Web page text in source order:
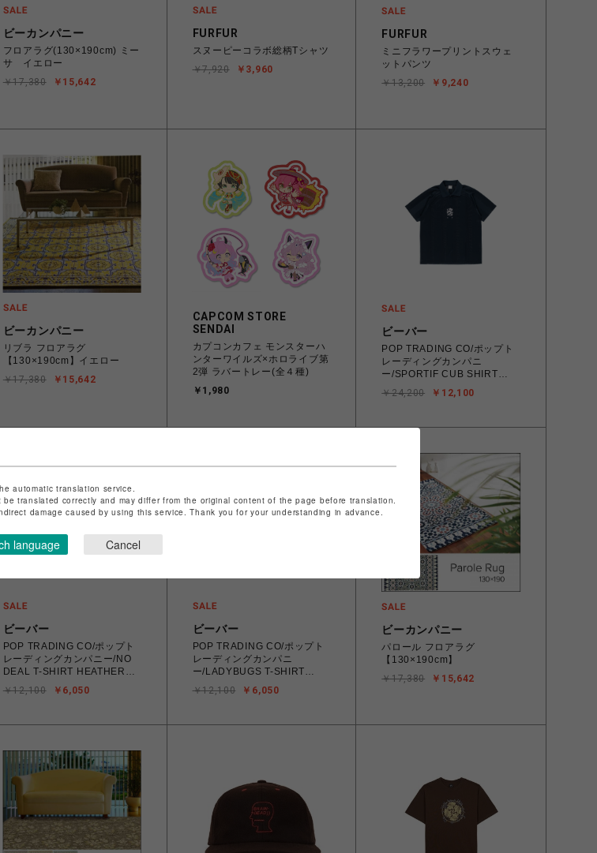
ビーカンパニー
フロアラグ(130×190cm) ミー
サ イエロー
￥15,642
￥17,380
FURFUR
スヌーピーコラボ総柄Tシャツ
￥3,960
￥7,920
FURFUR
ミニフラワープリントスウェ
ットパンツ
￥9,240
￥13,200
ビーカンパニー
リブラ フロアラグ
【130×190cm】イエロー
￥15,642
￥17,380
CAPCOM STORE
SENDAI
カプコンカフェ モンスターハ
ンターワイルズ×ホロライブ第
2弾 ラバートレー(全４種)
￥1,980
ビーバー
POP TRADING CO/ポップト
レーディングカンパニ
ー/SPORTIF CUB SHIRT
￥12,100
￥24,200
ビーバー
POP TRADING CO/ポップト
レーディングカンパニー/NO
DEAL T-SHIRT HEATHER
￥6,050
￥12,100
ビーバー
POP TRADING CO/ポップト
レーディングカンパニ
ー/LADYBUGS T-SHIRT
￥6,050
￥12,100
ビーカンパニー
パロール フロアラグ
【130×190cm】
￥15,642
￥17,380
automatic translation service.
translated correctly and may differ from the original content of the page before translation.
damage caused by using this service. Thank you for your understanding in advance.
language Cancel